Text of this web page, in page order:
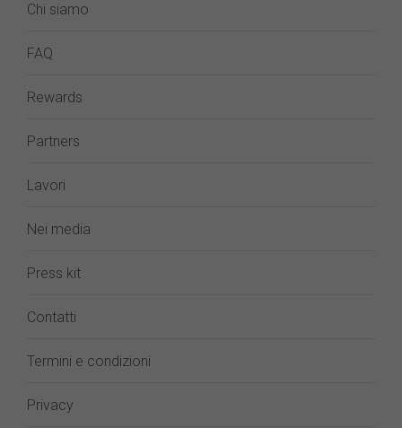
Chi siamo
FAQ
Rewards
Partners
Lavori
Nei media
Press kit
Contatti
Termini e condizioni
Privacy